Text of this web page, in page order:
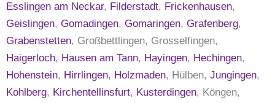
Esslingen am Neckar, Filderstadt, Frickenhausen,
Geislingen, Gomadingen, Gomaringen, Grafenberg,
Grabenstetten, Großbettlingen, Grosselfingen,
Haigerloch, Hausen am Tann, Hayingen, Hechingen,
Hohenstein, Hirrlingen, Holzmaden, Hülben, Jungingen,
Kohlberg, Kirchentellinsfurt, Kusterdingen, Köngen,